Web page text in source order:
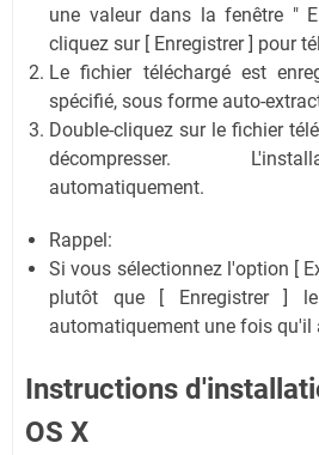
une valeur dans la fenêtre "
cliquez sur [ Enregistrer ] pour
Le fichier téléchargé est
spécifié, sous forme auto-
Double-cliquez sur le fichier
décompresser.
automatiquement.
Rappel:
Si vous sélectionnez l'option [
plutôt que [ Enregistrer ]
automatiquement une fois qu'il
Instructions
OS X